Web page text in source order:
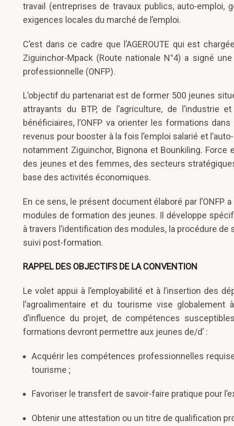
travail (entreprises de travaux publics, auto-
exigences locales du marché de l’emploi.
C’est dans ce cadre que l’AGEROUTE qui est
Ziguinchor-Mpack (Route nationale N°4) a signé
professionnelle (ONFP).
L’objectif du partenariat est de former 500 jeunes
attrayants du BTP, de l’agriculture, de
bénéficiaires, l’ONFP va orienter les formations
revenus pour booster à la fois l’emploi salarié et
notamment Ziguinchor, Bignona et Bounkiling.
des jeunes et des femmes, des secteurs
base des activités économiques.
En ce sens, le présent document élaboré par
modules de formation des jeunes. Il développe
à travers l’identification des modules, la procédure
suivi post-formation.
RAPPEL DES OBJECTIFS DE LA CONVENTION
Le volet appui à l’employabilité et à l’insertion des
l’agroalimentaire et du tourisme vise
d’influence du projet, de compétences
formations devront permettre aux jeunes de/d’ :
Acquérir les compétences professionnelles
tourisme ;
Favoriser le transfert de savoir-faire pratique pour
Obtenir une attestation ou un titre de qualification